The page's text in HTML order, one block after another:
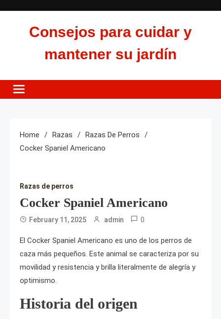
Consejos para cuidar y
mantener su jardín
Home Razas
Razas De Perros
Cocker Spaniel Americano
Razas de perros
Cocker Spaniel Americano
February 11, 2025 admin 0
El Cocker Spaniel Americano es uno de los perros de
caza más pequeños. Este animal se caracteriza por su
movilidad y resistencia y brilla literalmente de alegría y
optimismo.
Historia del origen